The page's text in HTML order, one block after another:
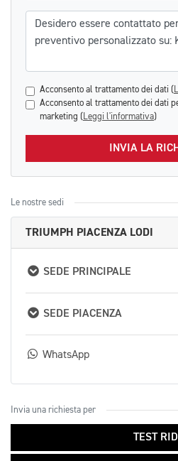
Messaggio
Acconsento al trattamento dei dati (
Acconsento al trattamento dei dati
marketing ( Leggi l'informativa)
INVIA LA
Le nostre sedi
TRIUMPH PIACENZA LODI
SEDE PRINCIPALE
SEDE PIACENZA
WhatsApp
Invia una richiesta per
TEST